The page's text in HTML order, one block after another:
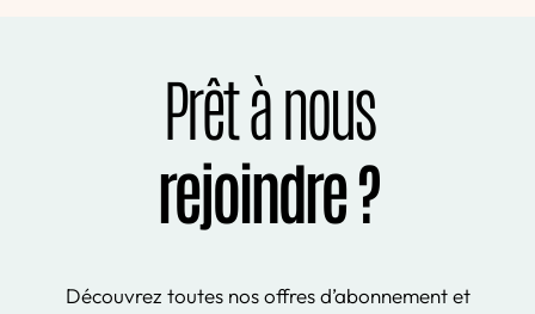
Prêt à nous
rejoindre ?
Découvrez toutes nos offres d’abonnement et